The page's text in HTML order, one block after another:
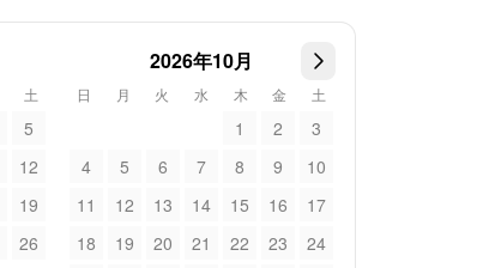
土
5
12
19
26
2026年10月
日 月 火 水 木 金 土
1 2
3
4
5 6 7 8 9
10
11
12 13 14 15 16
17
18
19 20 21 22 23
24